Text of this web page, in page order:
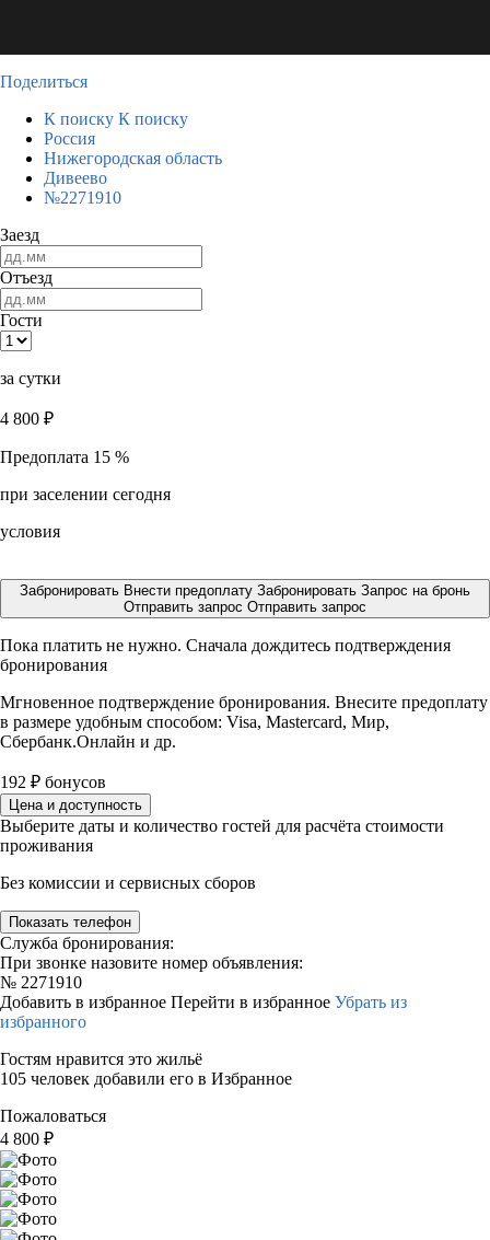
Поделиться
К поиску К поиску
Россия
Нижегородская область
Дивеево
№2271910
Заезд
Отъезд
Гости
за сутки
4 800 ₽
Предоплата 15 %
при заселении сегодня
условия
Забронировать Внести предоплату Забронировать Запрос на бронь
Отправить запрос Отправить запрос
Пока платить не нужно. Сначала дождитесь подтверждения
бронирования
Мгновенное подтверждение бронирования. Внесите предоплату
в размере удобным способом: Visa, Mastercard, Мир,
Сбербанк.Онлайн и др.
192 ₽ бонусов
Цена и доступность
Выберите даты и количество гостей для расчёта стоимости
проживания
Без комиссии и сервисных сборов
Показать телефон
Служба бронирования:
При звонке назовите номер объявления:
№ 2271910
Добавить в избранное Перейти в избранное Убрать из
избранного
Гостям нравится это жильё
105 человек добавили его в Избранное
Пожаловаться
4 800 ₽